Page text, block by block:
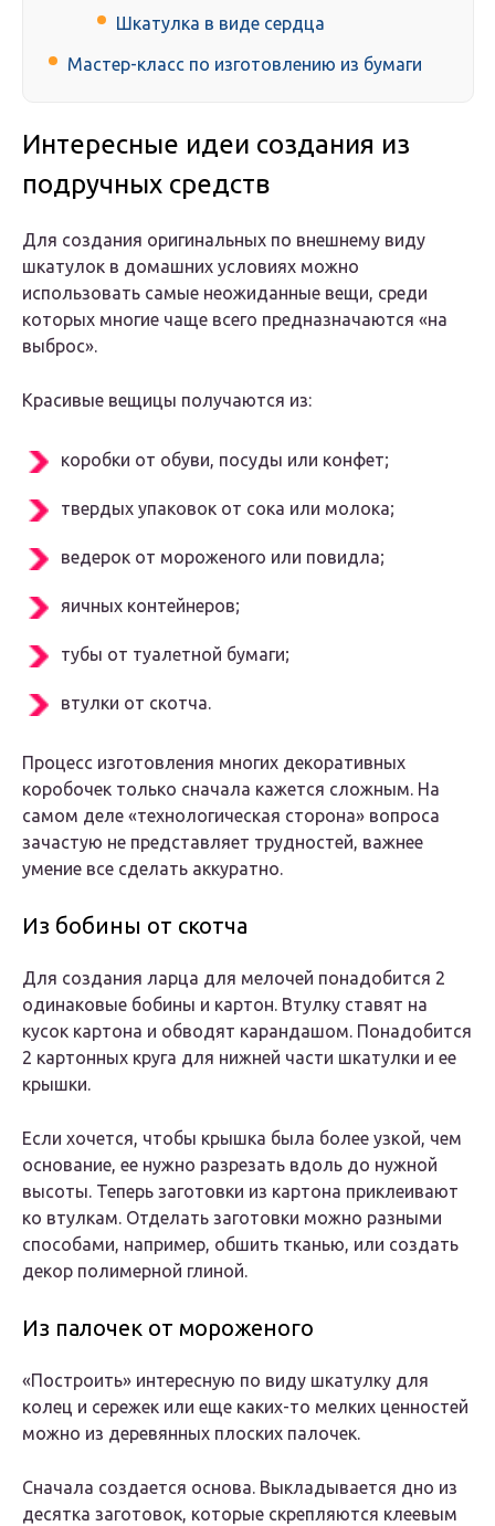
Шкатулка в виде сердца
Мастер-класс по изготовлению из бумаги
Интересные идеи создания из
подручных средств
Для создания оригинальных по внешнему виду
шкатулок в домашних условиях можно
использовать самые неожиданные вещи, среди
которых многие чаще всего предназначаются «на
выброс».
Красивые вещицы получаются из:
коробки от обуви, посуды или конфет;
твердых упаковок от сока или молока;
ведерок от мороженого или повидла;
яичных контейнеров;
тубы от туалетной бумаги;
втулки от скотча.
Процесс изготовления многих декоративных
коробочек только сначала кажется сложным. На
самом деле «технологическая сторона» вопроса
зачастую не представляет трудностей, важнее
умение все сделать аккуратно.
Из бобины от скотча
Для создания ларца для мелочей понадобится 2
одинаковые бобины и картон. Втулку ставят на
кусок картона и обводят карандашом. Понадобится
2 картонных круга для нижней части шкатулки и ее
крышки.
Если хочется, чтобы крышка была более узкой, чем
основание, ее нужно разрезать вдоль до нужной
высоты. Теперь заготовки из картона приклеивают
ко втулкам. Отделать заготовки можно разными
способами, например, обшить тканью, или создать
декор полимерной глиной.
Из палочек от мороженого
«Построить» интересную по виду шкатулку для
колец и сережек или еще каких-то мелких ценностей
можно из деревянных плоских палочек.
Сначала создается основа. Выкладывается дно из
десятка заготовок, которые скрепляются клеевым